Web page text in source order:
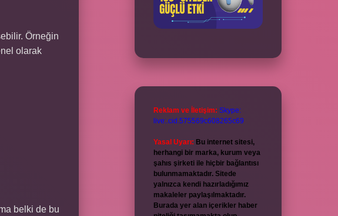
Örneğin
olarak
belki de bu
Reklam ve İletişim: Skype:
live:.cid.575569c608265c69
Yasal Uyarı: Bu internet sitesi,
herhangi bir marka, kurum veya
şahıs şirketi ile hiçbir bağlantısı
bulunmamaktadır. Sitede
yalnızca kendi hazırladığımız
makaleler paylaşılmaktadır.
Burada yer alan içerikler haber